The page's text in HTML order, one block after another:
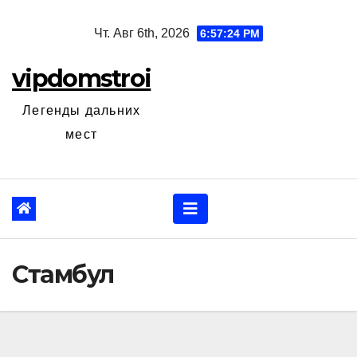
Чт. Авг 6th, 2026 6:57:25 PM
vipdomstroi
Легенды дальних
мест
Стамбул